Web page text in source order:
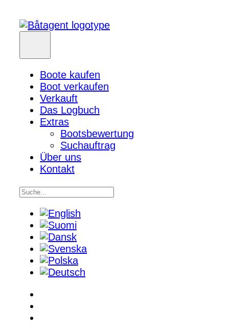
Boote kaufen
Boot verkaufen
Verkauft
Das Logbuch
Extras
Bootsbewertung
Suchauftrag
Über uns
Kontakt